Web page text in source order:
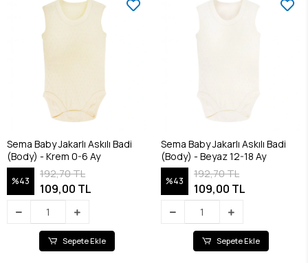
Sema Baby Jakarlı Askılı Badi
(Body) - Krem 0-6 Ay
%43
192,70 TL
109,00 TL
Sepete Ekle
Sema Baby Jakarlı Askılı Badi
(Body) - Beyaz 12-18 Ay
%43
192,70 TL
109,00 TL
Sepete Ekle